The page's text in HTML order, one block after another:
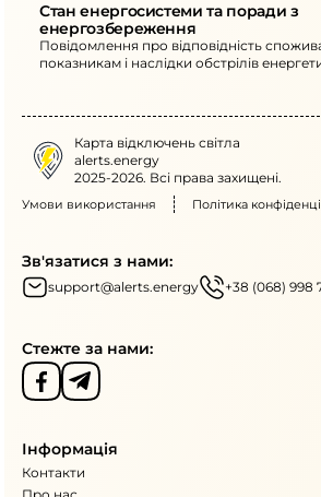
Стан енергосистеми та поради з
енергозбереження
Повідомлення про відповідність
показникам і наслідки обстрілів
потужних електроприладів у вечірні
Карта відключень світла
alerts.energy
2025-2026. Всі права захищені.
Умови використання Політика
Зв'язатися з нами:
support@alerts.energy +38 (068) 998
Стежте за нами:
Інформація
Контакти